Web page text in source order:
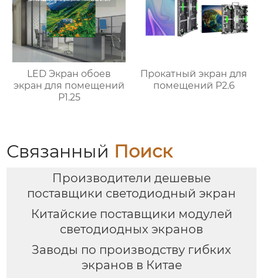
LED Экран обоев
экран для помещений
P1.25
Прокатный экран для
помещений P2.6
Связанный Поиск
Производители дешевые
поставщики светодиодный экран
Китайские поставщики модулей
светодиодных экранов
Заводы по производству гибких
экранов в Китае